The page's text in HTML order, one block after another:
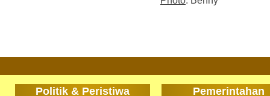
Politik & Peristiwa Pemerintahan